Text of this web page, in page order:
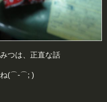
つは、正直な話
ね(⌒-⌒; )